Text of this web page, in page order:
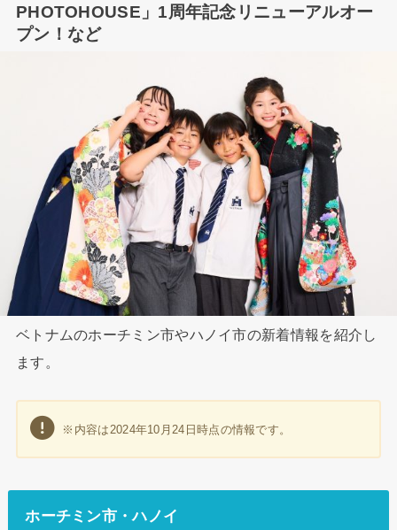
PHOTOHOUSE」1周年記念リニューアルオー
プン！など
ベトナムのホーチミン市やハノイ市の新着情報を紹介し
ます。
※内容は2024年10月24日時点の情報です。
ホーチミン市・ハノイ